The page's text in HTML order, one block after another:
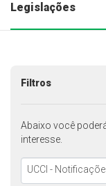
Legislações
Filtros
Abaixo você
interesse.
UCCI -